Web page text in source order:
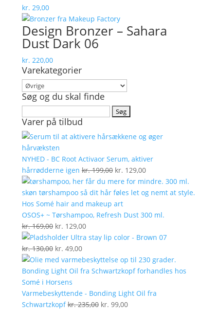
kr. 29,00
Design Bronzer – Sahara
Dust Dark 06
kr. 220,00
Varekategorier
Søg og du skal finde
efter:
Varer på tilbud
NYHED - BC Root Activaor Serum, aktiver
hårrødderne igen kr.199,00 Den
oprindelige
pris
var:
kr. 199,00.
kr. 129,00Den
aktuelle
pris
kr. 129,00.
OSOS+ ~ Tørshampoo, Refresh Dust 300 ml.
kr.169,00 Den
oprindelige
pris
var:
kr. 169,00.
kr. 129,00Den
aktuelle
er:
kr. 129,00.
Ultra stay lip color - Brown 07
kr.130,00 Den
oprindelige
pris
var:
kr. 130,00.
kr. 49,00Den
aktuelle
pris
kr. 49,00.
Varmebeskyttende - Bonding Light Oil fra
Schwartzkopf kr.235,00 Den
kr. 99,00Den